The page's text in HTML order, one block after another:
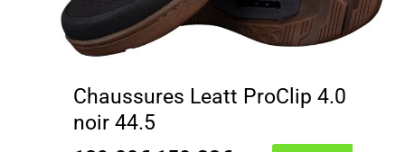
Chaussures Leatt ProClip 4.0
noir 44.5